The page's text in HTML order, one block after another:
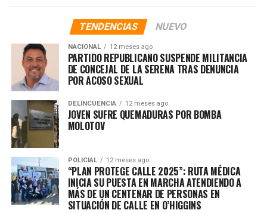
TENDENCIAS NUEVO
NACIONAL 12 meses ago
PARTIDO REPUBLICANO SUSPENDE MILITANCIA
DE CONCEJAL DE LA SERENA TRAS DENUNCIA
POR ACOSO SEXUAL
DELINCUENCIA 12 meses ago
JOVEN SUFRE QUEMADURAS POR BOMBA
MOLOTOV
POLICIAL 12 meses ago
“PLAN PROTEGE CALLE 2025”: RUTA MÉDICA
INICIA SU PUESTA EN MARCHA ATENDIENDO A
MÁS DE UN CENTENAR DE PERSONAS EN
SITUACIÓN DE CALLE EN O’HIGGINS